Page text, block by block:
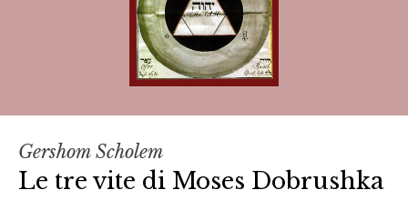
Gershom Scholem
Le tre vite di Moses Dobrushka